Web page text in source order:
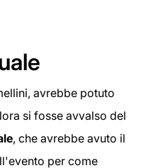
avrebbe potuto
si fosse avvalso del
, che avrebbe avuto il
per come